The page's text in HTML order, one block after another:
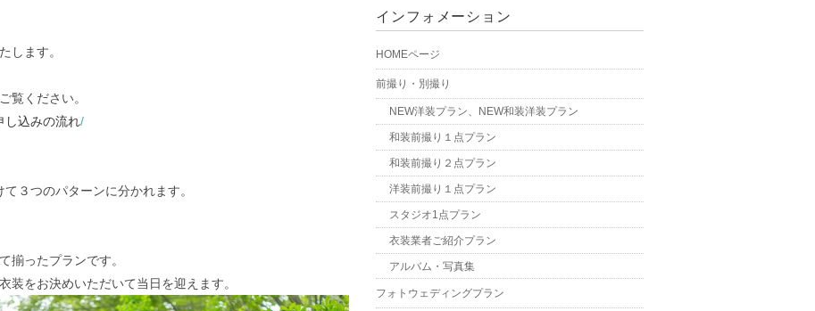
します。
覧ください。
し込みの流れ/
３つのパターンに分かれます。
揃ったプランです。
装をお決めいただいて当日を迎えます。
インフォメーション
HOMEページ
前撮り・別撮り
NEW洋装プラン、NEW和装洋装プラン
和装前撮り１点プラン
和装前撮り２点プラン
洋装前撮り１点プラン
スタジオ1点プラン
衣装業者ご紹介プラン
アルバム・写真集
フォトウェディングプラン